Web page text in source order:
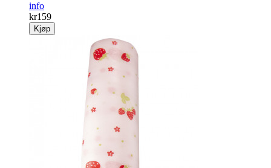
info
kr159
Kjøp